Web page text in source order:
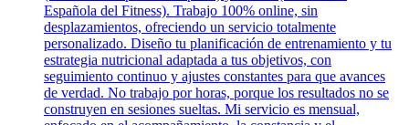
Española del Fitness). Trabajo 100% online, sin
desplazamientos, ofreciendo un servicio totalmente
personalizado. Diseño tu planificación de entrenamiento y tu
estrategia nutricional adaptada a tus objetivos, con
seguimiento continuo y ajustes constantes para que avances
de verdad. No trabajo por horas, porque los resultados no se
construyen en sesiones sueltas. Mi servicio es mensual,